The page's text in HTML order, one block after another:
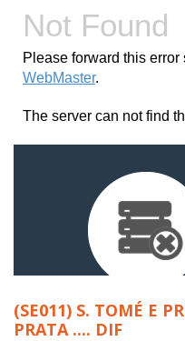
(SE011) S. TOMÉ E
PRATA .... DIF